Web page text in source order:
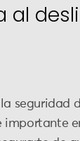
al
seguridad